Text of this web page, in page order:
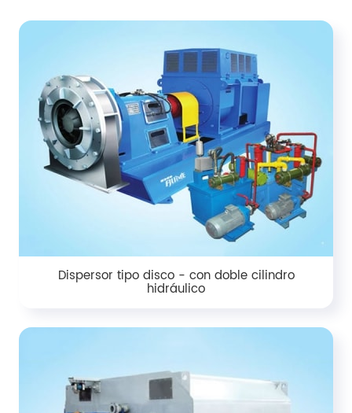
Dispersor tipo disco - con doble cilindro
hidráulico